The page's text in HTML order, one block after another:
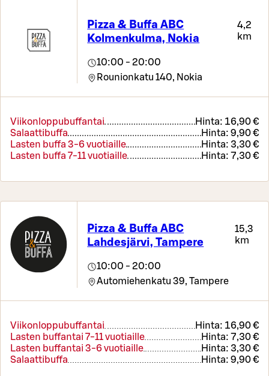
Pizza & Buffa ABC
Kolmenkulma, Nokia
4,2
km
10:00 - 20:00
Rounionkatu 140, Nokia
Viikonloppubuffantai Hinta: 16,90 €
Salaattibuffa
Hinta: 9,90 €
Lasten buffa 3-6 vuotiaille
Hinta: 3,30 €
Lasten buffa 7-11 vuotiaille
Hinta: 7,30 €
Pizza & Buffa ABC
Lahdesjärvi, Tampere
15,3
km
10:00 - 20:00
Automiehenkatu 39, Tampere
Viikonloppubuffantai Hinta: 16,90 €
Lasten buffantai 7-11 vuotiaille
Hinta: 7,30 €
Lasten buffantai 3-6 vuotiaille
Hinta: 3,30 €
Salaattibuffa
Hinta: 9,90 €